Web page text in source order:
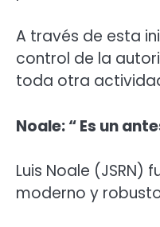
A través de esta
control de la
toda otra
Noale: “ Es un
Luis Noale
moderno y